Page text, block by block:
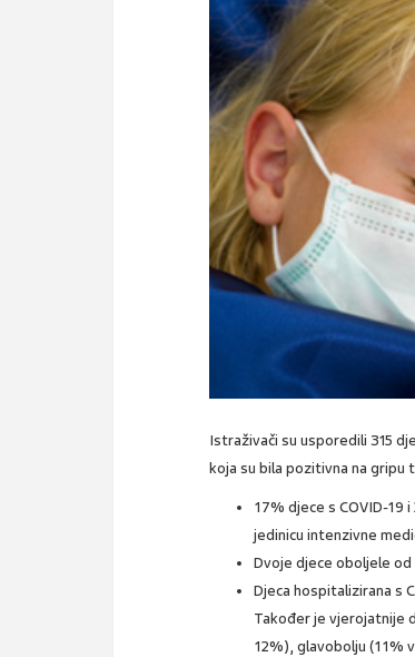
Istraživači su usporedili 315
koja su bila pozitivna na
17% djece s COVID-
jedinicu intenzivne
Dvoje djece oboljele
Djeca hospitalizirana s
Također je vjerojatnije
12%), glavobolju (11%